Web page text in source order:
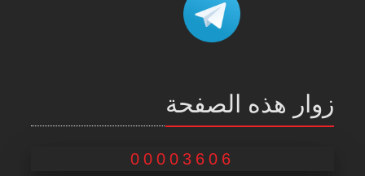
زوار هذه الصفحة
00003606